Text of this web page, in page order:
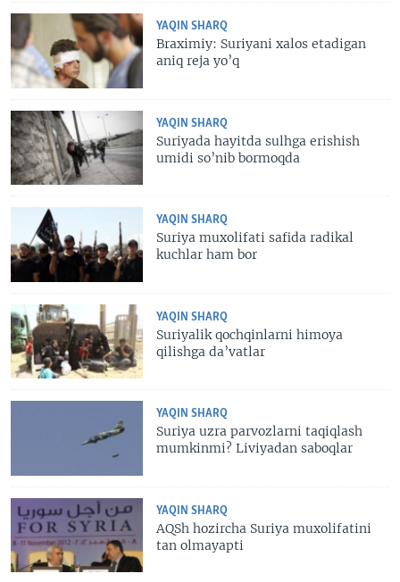
YAQIN SHARQ
Braximiy: Suriyani xalos etadigan
aniq reja yo’q
YAQIN SHARQ
Suriyada hayitda sulhga erishish
umidi so’nib bormoqda
YAQIN SHARQ
Suriya muxolifati safida radikal
kuchlar ham bor
YAQIN SHARQ
Suriyalik qochqinlarni himoya
qilishga da’vatlar
YAQIN SHARQ
Suriya uzra parvozlarni taqiqlash
mumkinmi? Liviyadan saboqlar
YAQIN SHARQ
AQSh hozircha Suriya muxolifatini
tan olmayapti